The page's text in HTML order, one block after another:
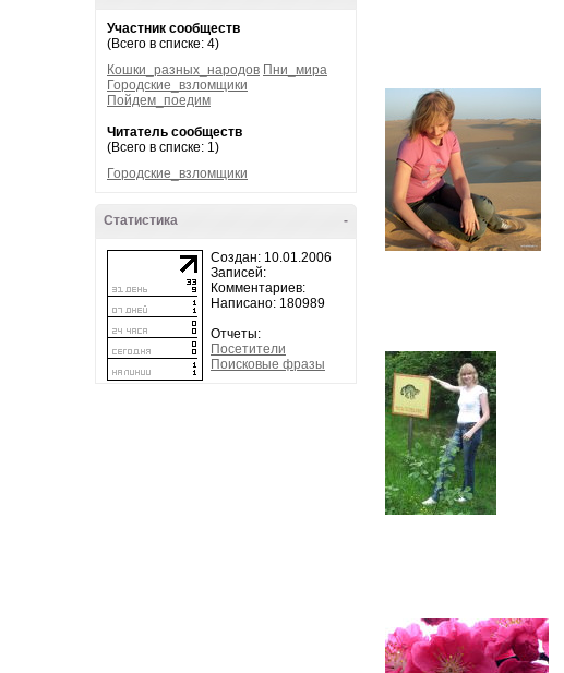
Участник сообществ
(Всего в списке: 4)
Кошки_разных_народов Пни_мира
Городские_взломщики
Пойдем_поедим
Читатель сообществ
(Всего в списке: 1)
Городские_взломщики
-
Статистика
Создан: 10.01.2006
Записей:
Комментариев:
Написано: 180989
Отчеты:
Посетители
Поисковые фразы